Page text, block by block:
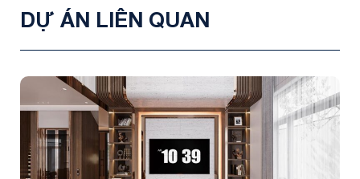
DỰ ÁN LIÊN QUAN